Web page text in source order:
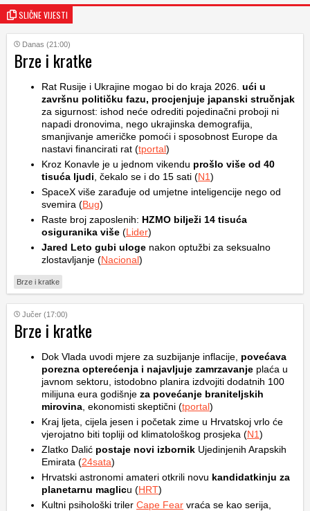
SLIČNE VIJESTI
Danas (21:00)
Brze i kratke
Rat Rusije i Ukrajine mogao bi do kraja 2026. ući u
završnu političku fazu, procjenjuje japanski stručnjak
za sigurnost: ishod neće odrediti pojedinačni proboji ni
napadi dronovima, nego ukrajinska demografija,
smanjivanje američke pomoći i sposobnost Europe da
nastavi financirati rat (tportal)
Kroz Konavle je u jednom vikendu prošlo više od 40
tisuća ljudi , čekalo se i do 15 sati (N1)
SpaceX više zarađuje od umjetne inteligencije nego od
svemira (Bug)
Raste broj zaposlenih: HZMO bilježi 14 tisuća
osiguranika više (Lider)
Jared Leto gubi uloge nakon optužbi za seksualno
zlostavljanje (Nacional)
Brze i kratke
Jučer (17:00)
Brze i kratke
Dok Vlada uvodi mjere za suzbijanje inflacije, povećava
porezna opterećenja i najavljuje zamrzavanje plaća u
javnom sektoru, istodobno planira izdvojiti dodatnih 100
milijuna eura godišnje za povećanje braniteljskih
mirovina , ekonomisti skeptični (tportal)
Kraj ljeta, cijela jesen i početak zime u Hrvatskoj vrlo će
vjerojatno biti topliji od klimatološkog prosjeka (N1)
Zlatko Dalić postaje novi izbornik Ujedinjenih Arapskih
Emirata (24sata)
Hrvatski astronomi amateri otkrili novu kandidatkinju za
planetarnu maglicu (HRT)
Kultni psihološki triler Cape Fear vraća se kao serija,